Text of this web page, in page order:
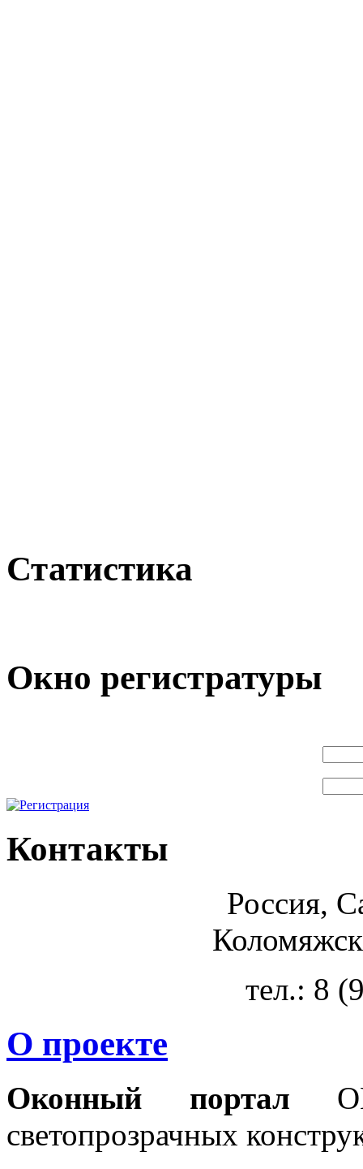
Статистика
Окно регистратуры
Контакты
Россия,
тел.: 8
О проекте
Оконный портал
светопрозрачных